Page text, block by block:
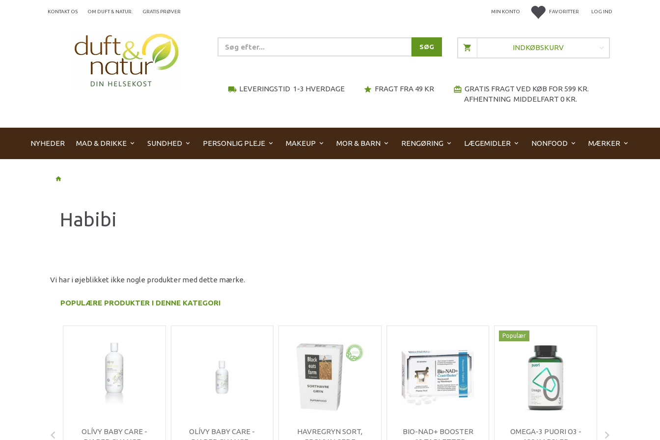
FAVORITTER LOG IND
MIN KONTO
KONTAKT OS OM DUFT & NATUR. GRATIS PRØVER
SØG
local_shipping LEVERINGSTID 1-3 HVERDAGE star FRAGT FRA 49 KR redeem GRATIS FRAGT VED KØB FOR 599 KR.
AFHENTNING MIDDELFART 0 KR.
INDKØBSKURV
NYHEDER MAD & DRIKKE SUNDHED PERSONLIG PLEJE MAKEUP MOR & BARN RENGØRING LÆGEMIDLER NONFOOD MÆRKER
Habibi
Vi har i øjeblikket ikke nogle produkter med dette mærke.
POPULÆRE PRODUKTER I DENNE KATEGORI
OLÍVY BABY CARE -
OLÍVY BABY CARE -
HAVREGRYN SORT,
BIO-NAD+ BOOSTER
Populær
OMEGA-3 PUORI O3 -